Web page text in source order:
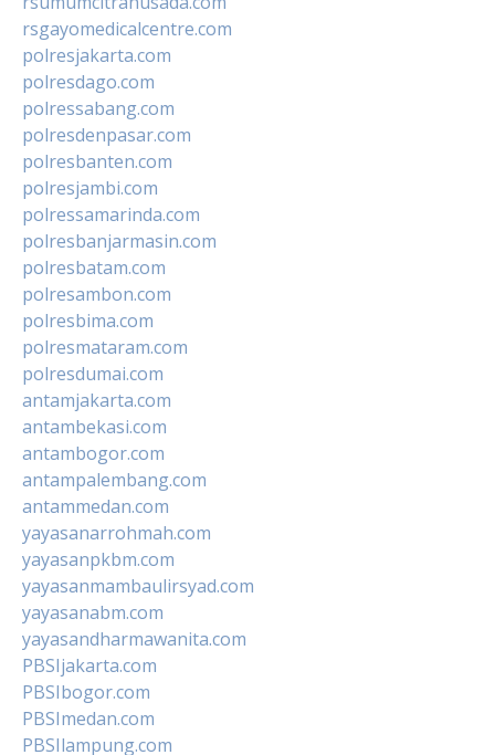
rsgayomedicalcentre.com
polresjakarta.com
polresdago.com
polressabang.com
polresdenpasar.com
polresbanten.com
polresjambi.com
polressamarinda.com
polresbanjarmasin.com
polresbatam.com
polresambon.com
polresbima.com
polresmataram.com
polresdumai.com
antamjakarta.com
antambekasi.com
antambogor.com
antampalembang.com
antammedan.com
yayasanarrohmah.com
yayasanpkbm.com
yayasanmambaulirsyad.com
yayasanabm.com
yayasandharmawanita.com
PBSIjakarta.com
PBSIbogor.com
PBSImedan.com
PBSIlampung.com